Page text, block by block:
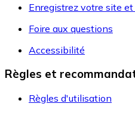
Enregistrez votre site
Foire aux questions
Accessibilité
Règles et
Règles d'utilisation